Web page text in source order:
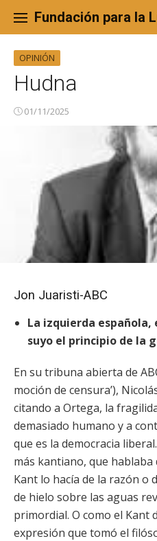
content
Fundación para la
OPINIÓN
Hudna
01/11/2025
Jon Juaristi-ABC
La izquierda
suyo el principio de la
En su tribuna abierta de
moción de censura’),
citando a Ortega, la
demasiado humano y a
que es la democracia
más kantiano, que hablaba
Kant lo hacía de la razón o
de hielo sobre las aguas
primordial. O como el Kant
expresión que tomó el